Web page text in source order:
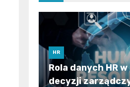
HR
Rola danych HR
decyzji